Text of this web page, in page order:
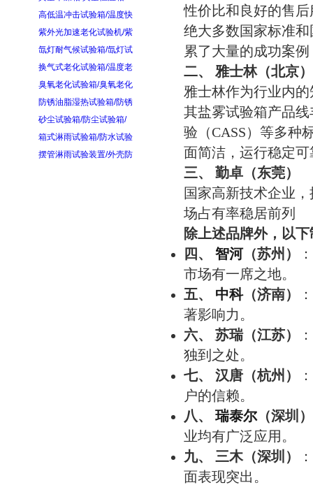
高低温冲击试验箱/温度快
紫外光加速老化试验机/紫
氙灯耐气候试验箱/氙灯试
换气式老化试验箱/温度老
臭氧老化试验箱/臭氧老化
防锈油脂湿热试验箱/防锈
砂尘试验箱/防尘试验箱/
箱式淋雨试验箱/防水试验
摆管淋雨试验装置/外壳防
性价比和良好的售
绝大多数国家标准
累了大量的成功案
二、 雅士林（北京）
雅士林作为行业内
其盐雾试验箱产品
验（CASS）等多种
面简洁，运行稳定
三、 勤卓（东莞）
国家高新技术企业
场占有率稳居前列
除上述品牌外，以
四、 智河（苏州）
市场有一席之地。
五、 中科（济南）
著影响力。
六、 苏瑞（江苏）
独到之处。
七、 汉唐（杭州）
户的信赖。
八、瑞泰尔（深圳）
业均有广泛应用。
九、 三木（深圳）
面表现突出。